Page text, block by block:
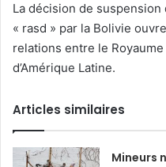
La décision de
« rasd » par la Bolivie
relations entre le
d’Amérique Latine.
Articles similaires
Mineurs